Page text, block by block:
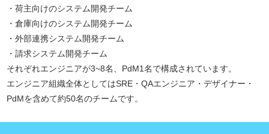
・荷主向けのシステム開発チーム
・倉庫向けのシステム開発チーム
・外部連携システム開発チーム
・請求システム開発チーム
それぞれエンジニアが3~8名、PdM1名で構成されています。
エンジニア組織全体としてはSRE・QAエンジニア・デザイナー・
PdMを含めて約50名のチームです。